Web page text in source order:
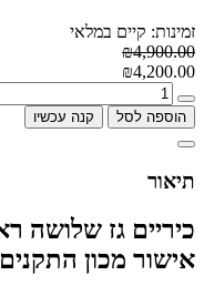
זמינות: קיים במלאי
₪4,900.00
₪4,200.00
הוספה לסל קנה עכשיו
תיאור
אישור מכון התקנים